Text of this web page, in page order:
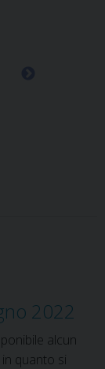
2022
alcun
quanto si